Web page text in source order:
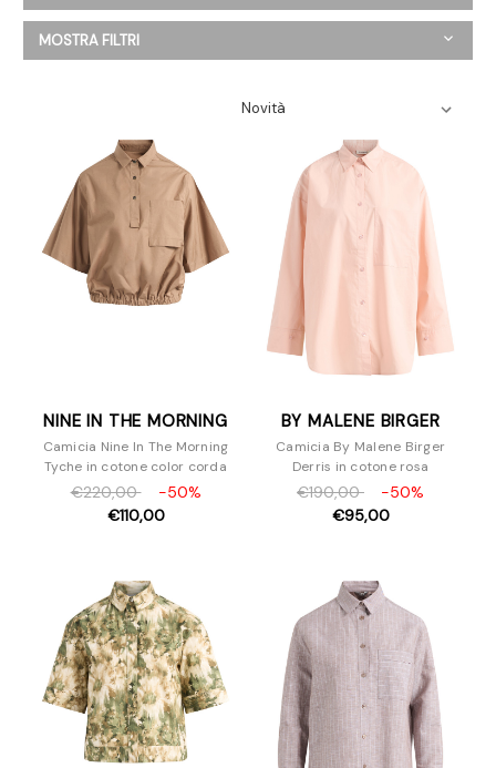
Donna
Camicie
Cappotti
Felpe
Giacche
Gonne
Maglieria
Pantaloni e Jeans
Top e T-Shirt
Scarpe
Borse
Accessori
MOSTRA FILTRI
NINE IN THE MORNING
Camicia Nine In The Morning
Tyche in cotone color corda
€220,00
-50%
€110,00
BY MALENE BIRGER
Camicia By Malene Birger
Derris in cotone rosa
€190,00
-50%
€95,00